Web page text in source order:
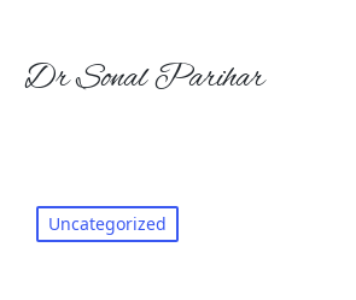
Dr Sonal Parihar
Uncategorized